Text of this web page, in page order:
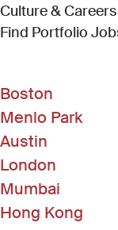
Culture & Careers
Find Portfolio
Boston
Menlo Park
Austin
London
Mumbai
Hong Kong